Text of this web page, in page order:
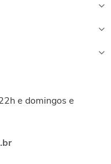
e domingos e